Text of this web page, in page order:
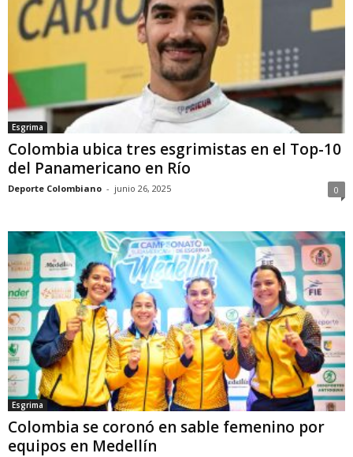
Esgrima
Colombia ubica tres esgrimistas en el Top-10
del Panamericano en Río
Deporte Colombiano - junio 26, 2025 0
Esgrima
Colombia se coronó en sable femenino por
equipos en Medellín